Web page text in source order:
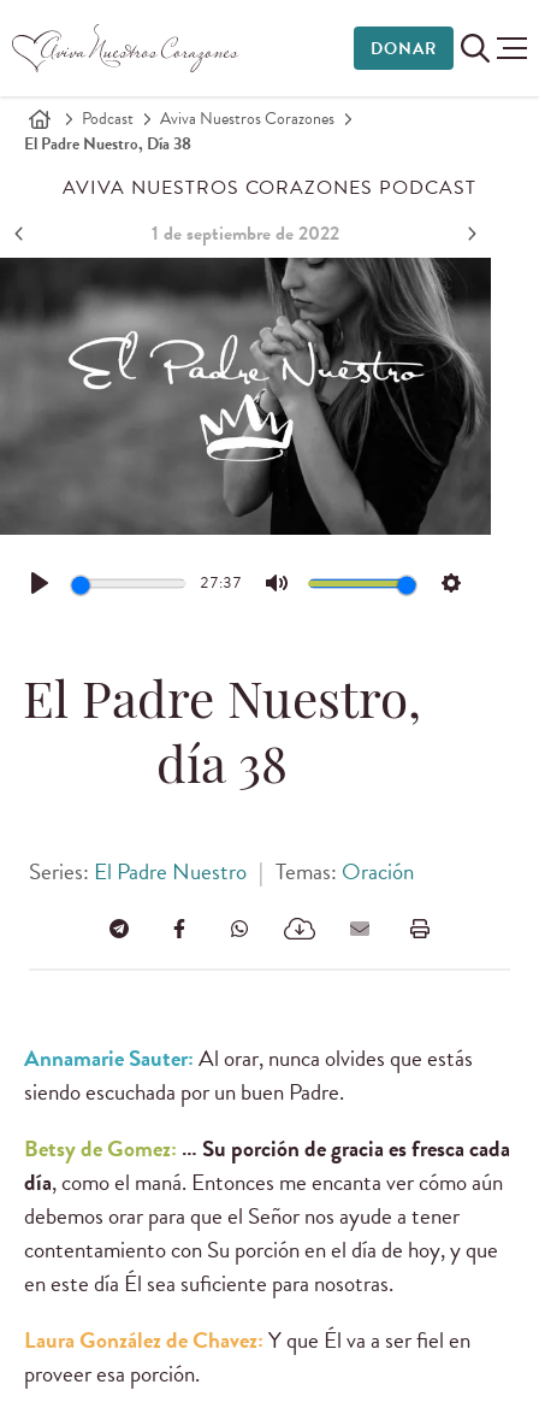
DONAR
Podcast
Aviva Nuestros Corazones
El Padre Nuestro, Día 38
AVIVA NUESTROS CORAZONES PODCAST
1 de septiembre de 2022
Play
27:37
Mute Settings
El Padre Nuestro,
día 38
Series: El Padre Nuestro | Temas: Oración
Annamarie Sauter:Al orar, nunca olvides que estás
siendo escuchada por un buen Padre.
Betsy de Gomez: … Su porción de gracia es fresca cada
día, como el maná. Entonces me encanta ver cómo aún
debemos orar para que el Señor nos ayude a tener
contentamiento con Su porción en el día de hoy, y que
en este día Él sea suficiente para nosotras.
Laura González de Chavez:Y que Él va a ser fiel en
proveer esa porción.